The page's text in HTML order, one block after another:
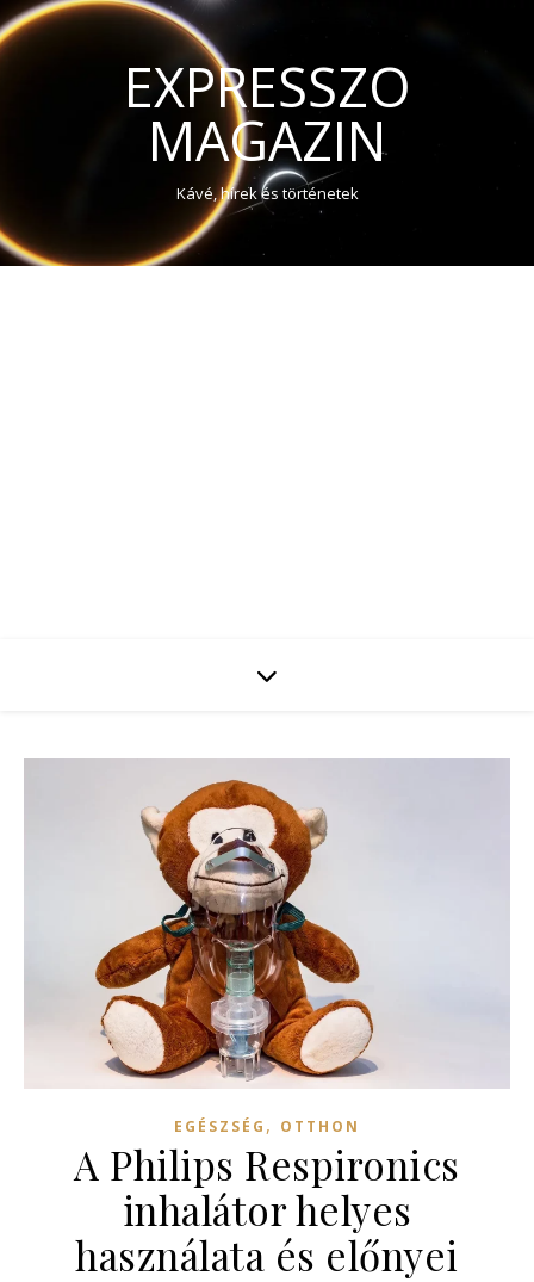
EXPRESSZO
MAGAZIN
Kávé, hírek és történetek
EGÉSZSÉG , OTTHON
A Philips Respironics
inhalátor helyes
használata és előnyei